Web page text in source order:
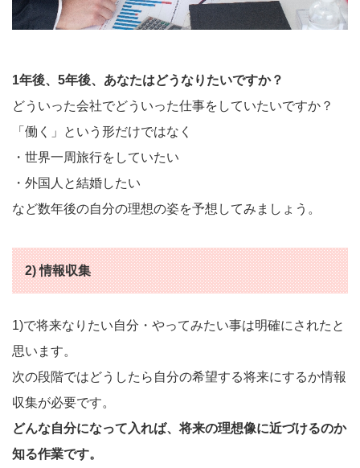
1年後、5年後、あなたはどうなりたいですか？
どういった会社でどういった仕事をしていたいですか？
「働く」という形だけではなく
・世界一周旅行をしていたい
・外国人と結婚したい
など数年後の自分の理想の姿を予想してみましょう。
2) 情報収集
1)で将来なりたい自分・やってみたい事は明確にされたと
思います。
次の段階ではどうしたら自分の希望する将来にするか情報
収集が必要です。
どんな自分になって入れば、将来の理想像に近づけるのか
知る作業です。